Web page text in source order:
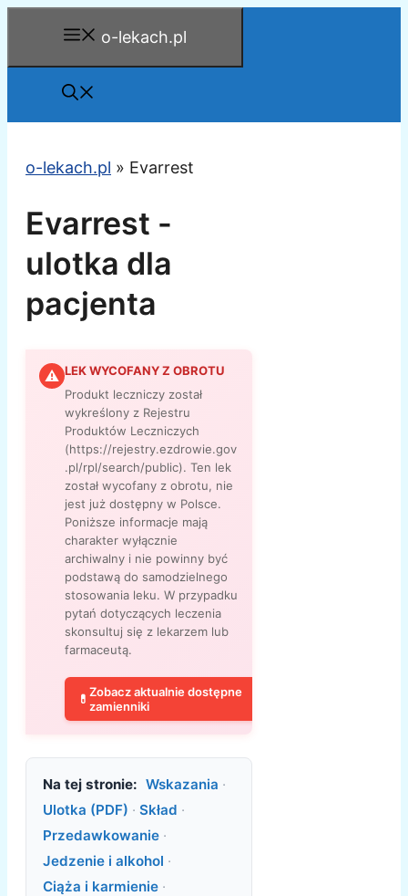
o-lekach.pl
o-lekach.pl » Evarrest
Evarrest -
ulotka dla
pacjenta
⚠ LEK WYCOFANY Z OBROTU
Produkt leczniczy został
wykreślony z Rejestru
Produktów Leczniczych
(https://rejestry.ezdrowie.gov
.pl/rpl/search/public). Ten lek
został wycofany z obrotu, nie
jest już dostępny w Polsce.
Poniższe informacje mają
charakter wyłącznie
archiwalny i nie powinny być
podstawą do samodzielnego
stosowania leku. W przypadku
pytań dotyczących leczenia
skonsultuj się z lekarzem lub
farmaceutą.
💊 Zobacz aktualnie dostępne
zamienniki
Na tej stronie: Wskazania ·
Ulotka (PDF) · Skład ·
Przedawkowanie ·
Jedzenie i alkohol ·
Ciąża i karmienie ·